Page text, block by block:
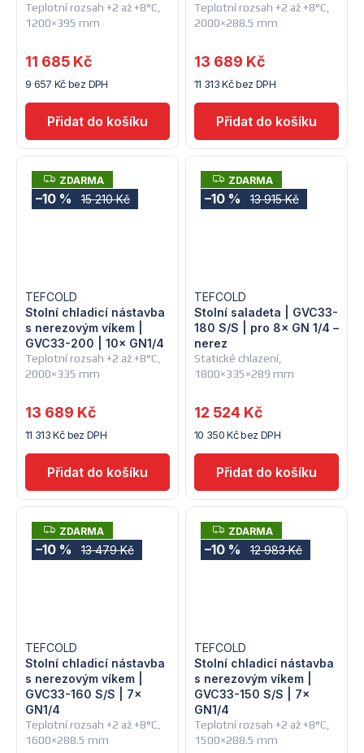
Teplotní rozsah +2 až +8°C,
1200×395 mm
9 657 Kč bez DPH
11 685 Kč
Teplotní rozsah +2 až +8°C,
2000×288.5 mm
11 313 Kč bez DPH
13 689 Kč
Z
D
A
R
ZDARMA
15 210 Kč
–10 %
Teplotní rozsah +2 až +8°C,
2000×335 mm
Stolní chladicí nástavba
s nerezovým víkem |
GVC33-200 | 10× GN1/4
TEFCOLD
11 313 Kč bez DPH
13 689 Kč
Z
D
A
R
ZDARMA
13 915 Kč
–10 %
Statické chlazení,
1800×335×289 mm
Stolní saladeta | GVC33-
180 S/S | pro 8× GN 1/4 –
nerez
TEFCOLD
10 350 Kč bez DPH
12 524 Kč
Z
D
A
R
ZDARMA
13 479 Kč
–10 %
Teplotní rozsah +2 až +8°C,
1600×288.5 mm
Stolní chladicí nástavba
s nerezovým víkem |
GVC33-160 S/S | 7×
GN1/4
TEFCOLD
Z
D
A
R
ZDARMA
12 983 Kč
–10 %
Teplotní rozsah +2 až +8°C,
1500×288.5 mm
Stolní chladicí nástavba
s nerezovým víkem |
GVC33-150 S/S | 7×
GN1/4
TEFCOLD